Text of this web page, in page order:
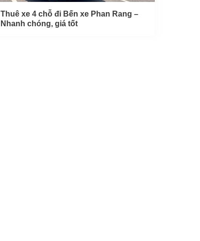
Thuê xe 4 chỗ đi Bến xe Phan Rang –
Nhanh chóng, giá tốt